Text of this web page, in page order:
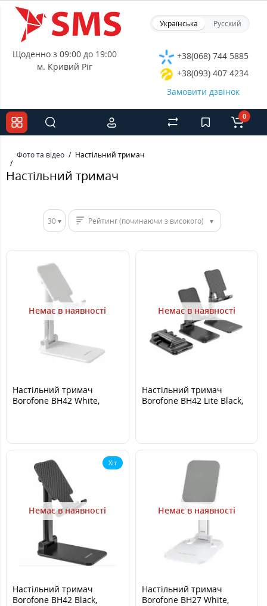
Українська Русский
Щоденно з 09:00 до 19:00
м. Кривий Ріг
+38(068) 744 5885
+38(093) 407 4234
Замовити дзвінок
0
Фото та відео Настільний тримач
Настільний тримач
30 Рейтинг (починаючи з високого)
Немає в наявності
Настільний тримач
Borofone BH42 White,
Немає в наявності
Настільний тримач
Borofone BH42 Lite Black,
Хіт
Немає в наявності
Настільний тримач
Borofone BH42 Black,
Немає в наявності
Настільний тримач
Borofone BH27 White,